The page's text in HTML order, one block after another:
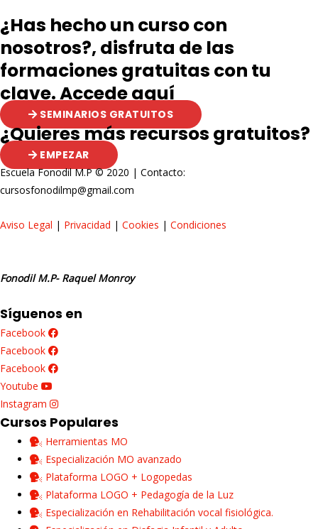
entradas
¿Has hecho un curso con
nosotros?, disfruta de las
formaciones gratuitas con tu
clave. Accede aquí
SEMINARIOS GRATUITOS
¿Quieres más recursos gratuitos?
EMPEZAR
Escuela Fonodil M.P © 2020 | Contacto:
cursosfonodilmp@gmail.com
Aviso Legal | Privacidad | Cookies | Condiciones
Fonodil M.P- Raquel Monroy
Síguenos en
Facebook
Facebook
Facebook
Youtube
Instagram
Cursos Populares
Herramientas MO
Especialización MO avanzado
Plataforma LOGO + Logopedas
Plataforma LOGO + Pedagogía de la Luz
Especialización en Rehabilitación vocal fisiológica.